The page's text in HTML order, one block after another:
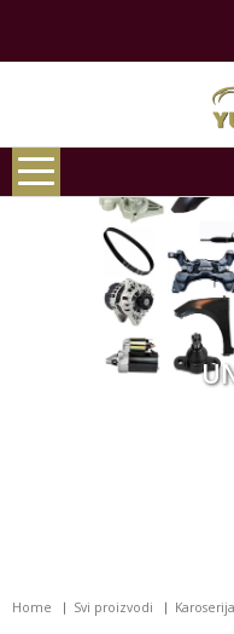
Home Svi proizvodi Karoserija